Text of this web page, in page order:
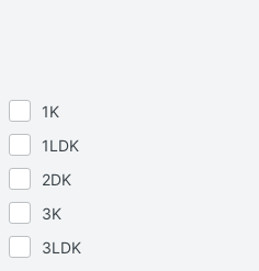
1K
1LDK
2DK
3K
3LDK